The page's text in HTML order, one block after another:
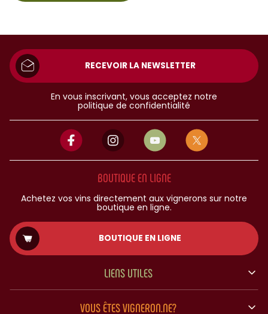
RECEVOIR LA NEWSLETTER
En vous inscrivant, vous acceptez notre
politique de confidentialité
BOUTIQUE EN LIGNE
Achetez vos vins directement aux vignerons sur notre
boutique en ligne.
BOUTIQUE EN LIGNE
LIENS UTILES
VOUS ÊTES VIGNERON.NE?